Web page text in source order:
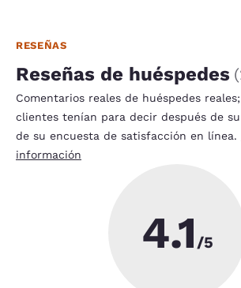
RESEÑAS
Reseñas de huéspedes (
Comentarios reales de huéspedes
clientes tenían para decir después de
de su encuesta de satisfacción en línea.
información
4.1 /5